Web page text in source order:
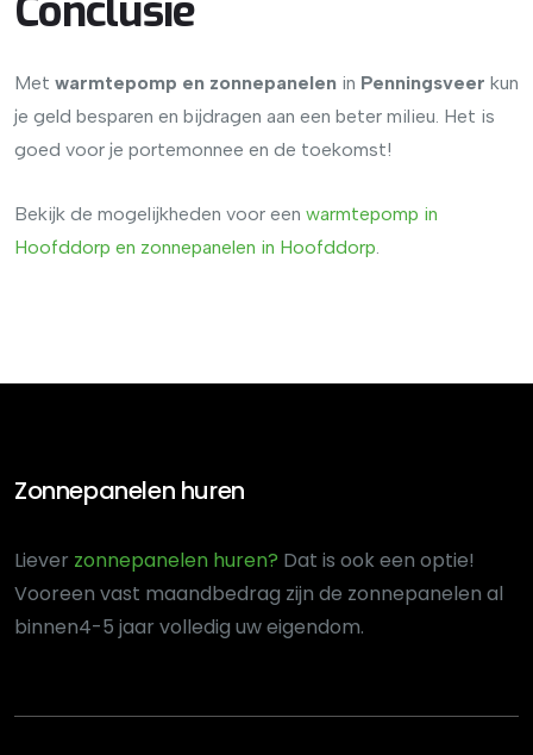
Conclusie
Met warmtepomp en zonnepanelen in Penningsveer kun
je geld besparen en bijdragen aan een beter milieu. Het is
goed voor je portemonnee en de toekomst!
Bekijk de mogelijkheden voor een warmtepomp in
Hoofddorp en zonnepanelen in Hoofddorp
Zonnepanelen huren
Liever zonnepanelen huren? Dat is ook een optie!
Vooreen vast maandbedrag zijn de zonnepanelen al
binnen4-5 jaar volledig uw eigendom.